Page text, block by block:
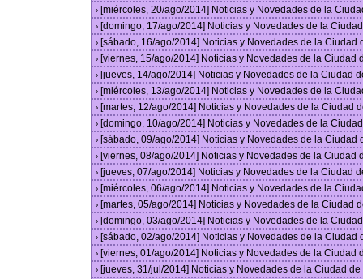
› [miércoles, 20/ago/2014] Noticias y Novedades de la
› [domingo, 17/ago/2014] Noticias y Novedades de la
› [sábado, 16/ago/2014] Noticias y Novedades de la Ciudad
› [viernes, 15/ago/2014] Noticias y Novedades de la Ciudad
› [jueves, 14/ago/2014] Noticias y Novedades de la Ciudad
› [miércoles, 13/ago/2014] Noticias y Novedades de la
› [martes, 12/ago/2014] Noticias y Novedades de la Ciudad
› [domingo, 10/ago/2014] Noticias y Novedades de la
› [sábado, 09/ago/2014] Noticias y Novedades de la Ciudad
› [viernes, 08/ago/2014] Noticias y Novedades de la Ciudad
› [jueves, 07/ago/2014] Noticias y Novedades de la Ciudad
› [miércoles, 06/ago/2014] Noticias y Novedades de la
› [martes, 05/ago/2014] Noticias y Novedades de la Ciudad
› [domingo, 03/ago/2014] Noticias y Novedades de la
› [sábado, 02/ago/2014] Noticias y Novedades de la Ciudad
› [viernes, 01/ago/2014] Noticias y Novedades de la Ciudad
› [jueves, 31/jul/2014] Noticias y Novedades de la Ciudad